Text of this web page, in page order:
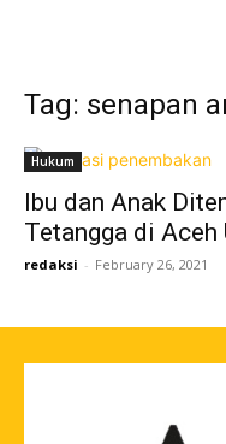
Tag: senapan
Hukum
Ibu dan Anak
Tetangga di Aceh
redaksi - February 26, 2021